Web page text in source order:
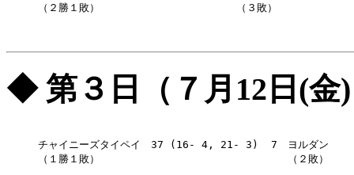
（２勝１敗）                    　（３敗）
◆ 第３日（７月12日(金
チャイニーズタイペイ　37 (16- 4, 21- 3)  7　ヨルダン
（１勝１敗）　　　　　                    　（２敗）